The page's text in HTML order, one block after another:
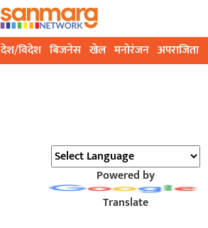
देश/विदेश बिजनेस खेल मनोरंजन अपराजिता
Powered by
Translate